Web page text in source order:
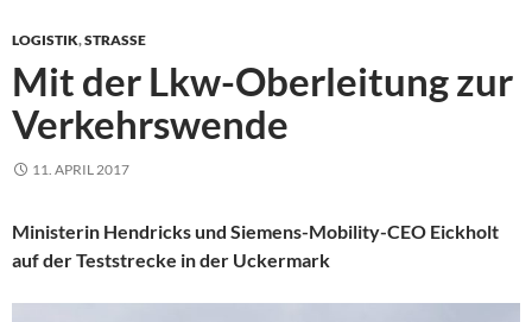
LOGISTIK,STRASSE
Mit der Lkw-Oberleitung zur
Verkehrswende
11. APRIL 2017
Ministerin Hendricks und Siemens-Mobility-CEO Eickholt
auf der Teststrecke in der Uckermark